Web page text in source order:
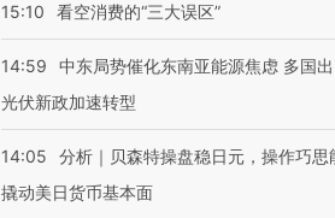
15:10 看空消费的“三大误区”
14:59
中东局势催化东南亚能源焦虑 多国
光伏新政加速转型
14:05
分析｜贝森特操盘稳日元，操作巧思
撬动美日货币基本面